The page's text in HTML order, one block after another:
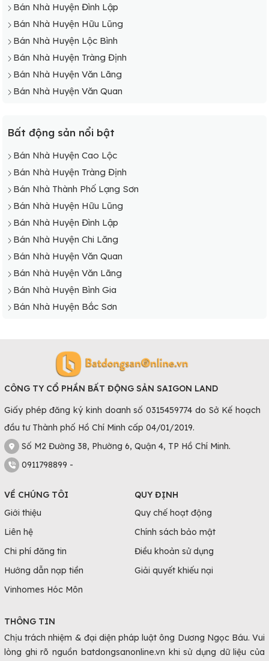
Bán Nhà Huyện Đình Lập
Bán Nhà Huyện Hữu Lũng
Bán Nhà Huyện Lộc Bình
Bán Nhà Huyện Tràng Định
Bán Nhà Huyện Văn Lãng
Bán Nhà Huyện Văn Quan
Bất động sản nổi bật
Bán Nhà Huyện Cao Lộc
Bán Nhà Huyện Tràng Định
Bán Nhà Thành Phố Lạng Sơn
Bán Nhà Huyện Hữu Lũng
Bán Nhà Huyện Đình Lập
Bán Nhà Huyện Chi Lăng
Bán Nhà Huyện Văn Quan
Bán Nhà Huyện Văn Lãng
Bán Nhà Huyện Bình Gia
Bán Nhà Huyện Bắc Sơn
CÔNG TY CỔ PHẦN BẤT ĐỘNG SẢN SAIGON LAND
Giấy phép đăng ký kinh doanh số 0315459774 do Sở Kế hoạch
đầu tư Thành phố Hồ Chí Minh cấp 04/01/2019.
Số M2 Đường 38, Phường 6, Quận 4, TP Hồ Chí Minh.
0911798899 -
VỀ CHÚNG TÔI
Giới thiệu
Liên hệ
Chi phí đăng tin
Hướng dẫn nạp tiền
Vinhomes Hóc Môn
QUY ĐỊNH
Quy chế hoạt động
Chính sách bảo mật
Điều khoản sử dụng
Giải quyết khiếu nại
THÔNG TIN
Chịu trách nhiệm & đại diện pháp luật ông Dương Ngọc Báu. Vui
lòng ghi rõ nguồn batdongsanonline.vn khi sử dụng dữ liệu của